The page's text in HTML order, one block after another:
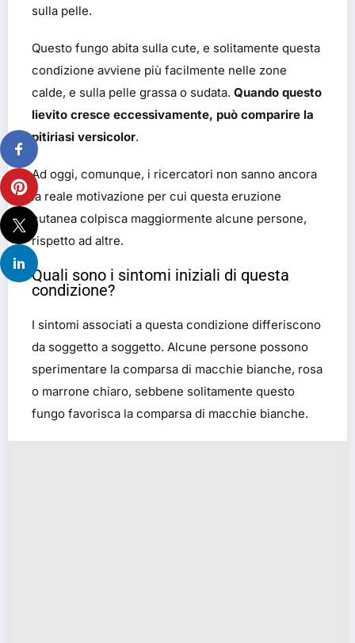
sulla pelle.
Questo fungo abita sulla cute, e solitamente questa
condizione avviene più facilmente nelle zone
calde, e sulla pelle grassa o sudata. Quando questo
lievito cresce eccessivamente, può comparire la
pitiriasi versicolor.
Ad oggi, comunque, i ricercatori non sanno ancora
la reale motivazione per cui questa eruzione
cutanea colpisca maggiormente alcune persone,
rispetto ad altre.
Quali sono i sintomi iniziali di questa
condizione?
I sintomi associati a questa condizione differiscono
da soggetto a soggetto. Alcune persone possono
sperimentare la comparsa di macchie bianche, rosa
o marrone chiaro, sebbene solitamente questo
fungo favorisca la comparsa di macchie bianche.